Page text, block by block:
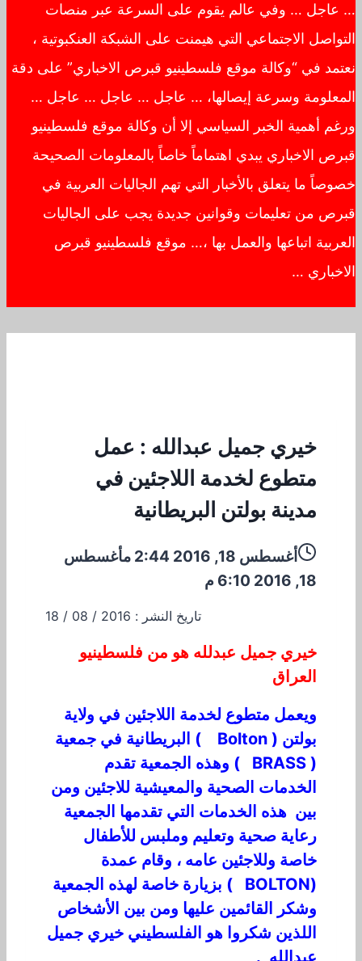
… عاجل … وفي عالم يقوم على السرعة عبر منصات
التواصل الاجتماعي التي هيمنت على الشبكة العنكبوتية ،
نعتمد في “وكالة موقع فلسطينيو قبرص الاخباري” على دقة
المعلومة وسرعة إيصالها، … عاجل … عاجل … عاجل …
ورغم أهمية الخبر السياسي إلا أن وكالة موقع فلسطينيو
قبرص الاخباري يبدي اهتماماً خاصاً بالمعلومات الصحيحة
خصوصاً ما يتعلق بالأخبار التي تهم الجاليات العربية في
قبرص من تعليمات وقوانين جديدة يجب على الجاليات
العربية اتباعها والعمل بها ،… موقع فلسطينيو قبرص
الاخباري …
خيري جميل عبدالله : عمل
متطوع لخدمة اللاجئين في
مدينة بولتن البريطانية
أغسطس 18, 2016 2:44 م
أغسطس
18, 2016 6:10 م
تاريخ النشر : 2016 / 08 / 18
خيري جميل عبدلله هو من فلسطينيو
العراق
ويعمل متطوع لخدمة اللاجئين في ولاية
بولتن ( Bolton ) البريطانية في جمعية
( BRASS ) وهذه الجمعية تقدم
الخدمات الصحية والمعيشية للاجئين ومن
بين هذه الخدمات التي تقدمها الجمعية
رعاية صحية وتعليم وملبس للأطفال
خاصة وللاجئين عامه ، وقام عمدة
(BOLTON ) بزيارة خاصة لهذه الجمعية
وشكر القائمين عليها ومن بين الأشخاص
اللذين شكروا هو الفلسطيني خيري جميل
عبدالله .